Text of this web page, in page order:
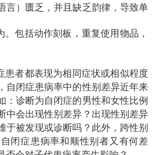
言）匮乏，并且缺乏韵律，导致单
。包括动作刻板，重复使用物品，
患者都表现为相同症状或相似程度
自闭症患病率中的性别差异近年来
：诊断为自闭症的男性和女性比例
中会出现性别差异？出现性别差异
于被发现或诊断吗？此外，跨性别
闭症患病率和顺性别者又有何差